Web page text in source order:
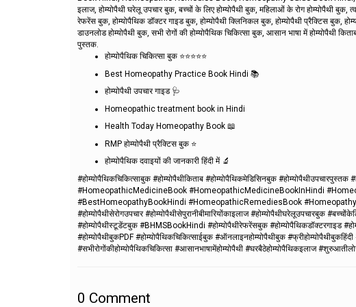
इलाज, होम्योपैथी घरेलू उपचार बुक, बच्चों के लिए होम्योपैथी बुक, महिलाओं के रोग होम्योपैथी बुक,
रेफरेंस बुक, होम्योपैथिक डॉक्टर गाइड बुक, होम्योपैथी क्लिनिकल बुक, होम्योपैथी प्रैक्टिस बुक,
डाउनलोड होम्योपैथी बुक, सभी रोगों की होम्योपैथिक चिकित्सा बुक, आसान भाषा में होम्योपैथी
पुस्तक.
होम्योपैथिक चिकित्सा बुक ⭐⭐⭐⭐⭐
Best Homeopathy Practice Book Hindi 📚
होम्योपैथी उपचार गाइड 🩺
Homeopathic treatment book in Hindi
Health Today Homeopathy Book 📖
RMP होम्योपैथी प्रैक्टिस बुक ⭐
होम्योपैथिक दवाइयों की जानकारी हिंदी में 🔬
#होम्योपैथिकचिकित्साबुक #होम्योपैथीकिताब #होम्योपैथिकमेडिसिनबुक
#HomeopathicMedicineBook #HomeopathicMedicineBookInHindi
#BestHomeopathyBookHindi #HomeopathicRemediesBook
#होम्योपैथीसेरोगउपचार #होम्योपैथीसेपुरानीबीमारियोंकाइलाज #होम्योपैथीघरेलूउपचारबुक
#होम्योपैथीस्टूडेंटबुक #BHMSBookHindi #होम्योपैथीरेफरेंसबुक #होम्योपैथिकडॉक्टरगाइड
#होम्योपैथीबुकPDF #होम्योपैथिकचिकित्साईबुक #ऑनलाइनहोम्योपैथीबुक
#सभीरोगोंकीहोम्योपैथिकचिकित्सा #आसानभाषामेंहोम्योपैथी #घरबैठेहोम्योपैथिकइलाज
0 Comment